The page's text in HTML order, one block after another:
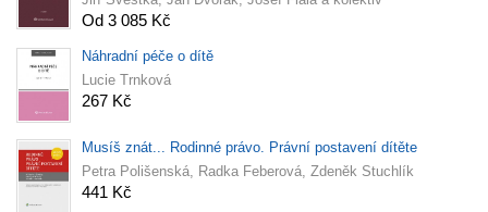
Od 3 085 Kč
Náhradní péče o dítě
Lucie Trnková
267 Kč
Musíš znát... Rodinné právo. Právní postavení dítěte
Petra Polišenská, Radka Feberová, Zdeněk Stuchlík
441 Kč